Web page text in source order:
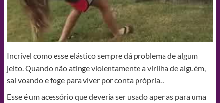
Incrível como esse elástico sempre dá problema de algum
jeito. Quando não atinge violentamente a virilha de alguém,
sai voando e foge para viver por conta própria…
Esse é um acessório que deveria ser usado apenas para uma